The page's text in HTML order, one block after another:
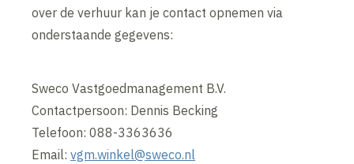
over de verhuur kan je contact opnemen via
onderstaande gegevens:
Sweco Vastgoedmanagement B.V.
Contactpersoon: Dennis Becking
Telefoon: 088-3363636
Email:vgm.winkel@sweco.nl